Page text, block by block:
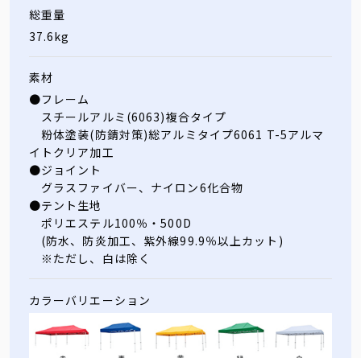
総重量
37.6kg
素材
●フレーム
スチールアルミ(6063)複合タイプ
粉体塗装(防錆対策)総アルミタイプ6061 T-5アルマ
イトクリア加工
●ジョイント
グラスファイバー、ナイロン6化合物
●テント生地
ポリエステル100％・500D
(防水、防炎加工、紫外線99.9％以上カット)
※ただし、白は除く
カラーバリエーション